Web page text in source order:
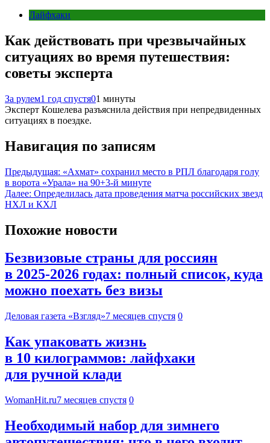
Лайфхаки
Как действовать при чрезвычайных
ситуациях во время путешествия:
советы эксперта
За рулем1 год спустя01 минуты
Эксперт Кошелева разъяснила действия при непредвиденных
ситуациях в поездке.
Навигация по записям
Предыдущая: «Ахмат» сохранил место в РПЛ благодаря голу
в ворота «Урала» на 90+3-й минуте
Далее: Определилась дата проведения матча российских звезд
НХЛ и КХЛ
Похожие новости
Безвизовые страны для россиян
в 2025-2026 годах: полный список, куда
можно поехать без визы
Деловая газета «Взгляд»7 месяцев спустя 0
Как упаковать жизнь
в 10 килограммов: лайфхаки
для ручной клади
WomanHit.ru7 месяцев спустя 0
Необходимый набор для зимнего